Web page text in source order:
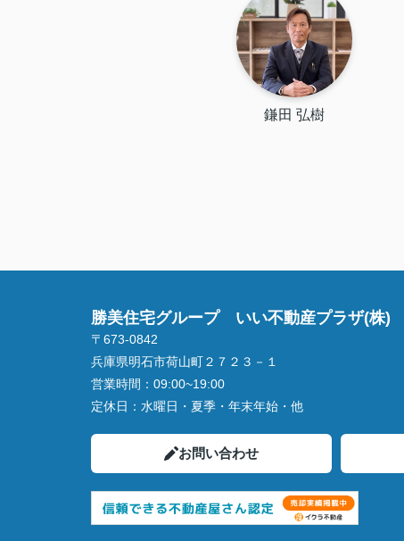
鎌田 弘樹
勝美住宅グループ いい不動産プラザ(株)
〒673-0842
兵庫県明石市荷山町２７２３－１
営業時間： 09:00~19:00
定休日： 水曜日・夏季・年末年始・他
お問い合わせ